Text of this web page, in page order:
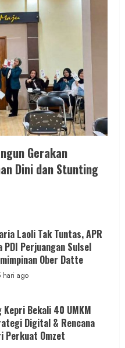
Gerakan
Dini dan Stunting
Laoli Tak Tuntas, APR
Perjuangan Sulsel
Ober Datte
hari ago
Kepri Bekali 40 UMKM
Digital & Rencana
Perkuat Omzet